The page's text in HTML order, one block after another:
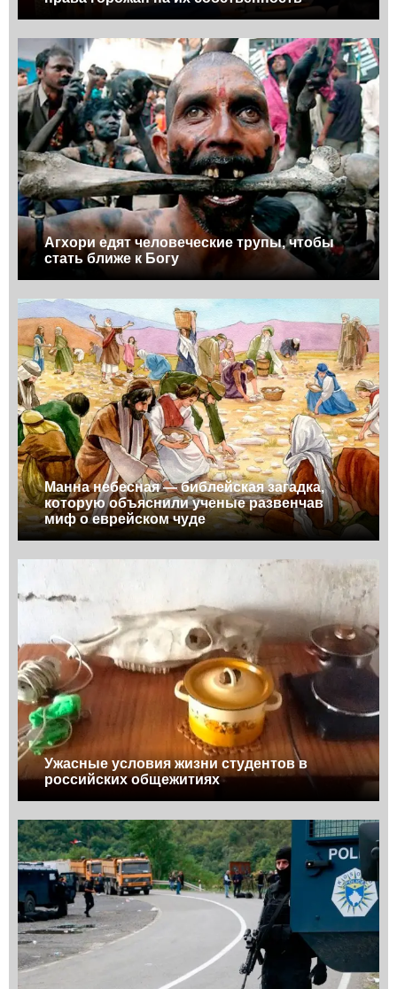
Агхори едят человеческие трупы, чтобы
стать ближе к Богу
Манна небесная — библейская загадка,
которую объяснили ученые развенчав
миф о еврейском чуде
Ужасные условия жизни студентов в
российских общежитиях